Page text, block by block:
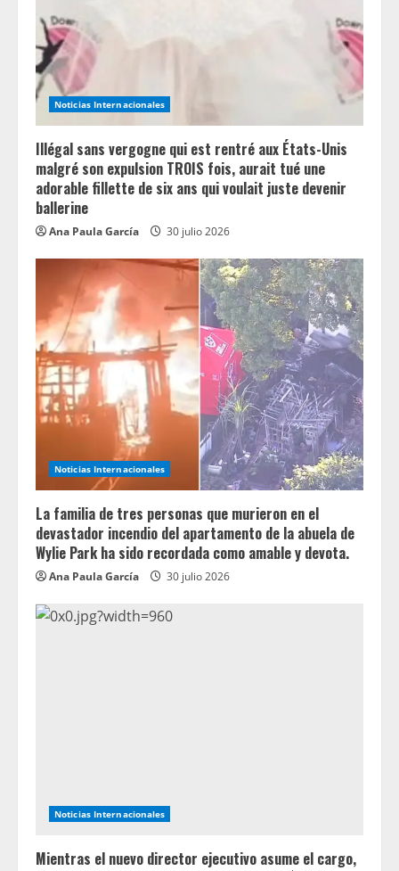
a
d
i
n
g
Noticias Internacionales
Illégal sans vergogne qui est rentré aux États-Unis
malgré son expulsion TROIS fois, aurait tué une
adorable fillette de six ans qui voulait juste devenir
ballerine
Ana Paula García 30 julio 2026
Noticias Internacionales
La familia de tres personas que murieron en el
devastador incendio del apartamento de la abuela de
Wylie Park ha sido recordada como amable y devota.
Ana Paula García 30 julio 2026
Noticias Internacionales
Mientras el nuevo director ejecutivo asume el cargo,